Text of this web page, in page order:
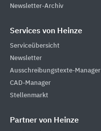
Newsletter-Archiv
Services von Heinze
Serviceübersicht
Newsletter
Ausschreibungstexte-Manager
CAD-Manager
Stellenmarkt
Partner von Heinze